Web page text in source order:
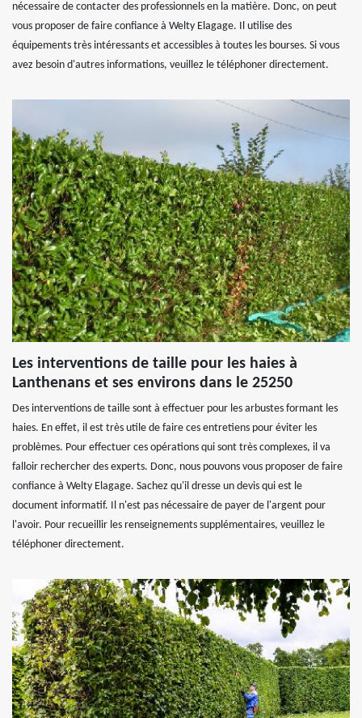
nécessaire de contacter des professionnels en la matière. Donc, on peut
vous proposer de faire confiance à Welty Elagage. Il utilise des
équipements très intéressants et accessibles à toutes les bourses. Si vous
avez besoin d'autres informations, veuillez le téléphoner directement.
Les interventions de taille pour les haies à
Lanthenans et ses environs dans le 25250
Des interventions de taille sont à effectuer pour les arbustes formant les
haies. En effet, il est très utile de faire ces entretiens pour éviter les
problèmes. Pour effectuer ces opérations qui sont très complexes, il va
falloir rechercher des experts. Donc, nous pouvons vous proposer de faire
confiance à Welty Elagage. Sachez qu'il dresse un devis qui est le
document informatif. Il n'est pas nécessaire de payer de l'argent pour
l'avoir. Pour recueillir les renseignements supplémentaires, veuillez le
téléphoner directement.